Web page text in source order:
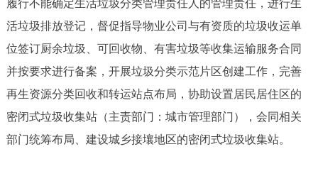
履行不能确定生活垃圾分类管理责任人的管理责任，进行生
活垃圾排放登记，督促指导物业公司与有资质的垃圾收运单
位签订厨余垃圾、可回收物、有害垃圾等收集运输服务合同
并按要求进行备案，开展垃圾分类示范片区创建工作，完善
再生资源分类回收和转运站点布局，协助设置居民居住区的
密闭式垃圾收集站（主责部门：城市管理部门），会同相关
部门统筹布局、建设城乡接壤地区的密闭式垃圾收集站。